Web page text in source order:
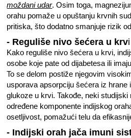
moždani udar. Osim toga,
orahu pomaže u opuštanju krvnih
pritiska, što dodatno smanjuje rizik
- Reguliše nivo šećera u krvi
Kako reguliše nivo šećera u krvi,
osobe koje pate od dijabetesa ili
To se delom postiže njegovim
usporava apsorpciju šećera iz hrane
glukoze u krvi. Takođe, neki studijski
određene komponente indijskog
osetljivost, pomažući telu da
- Indijski orah jača imuni